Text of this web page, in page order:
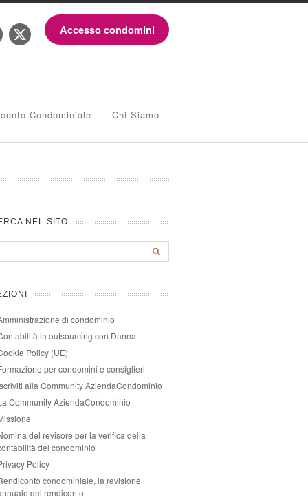
Accesso condomini
Condominiale Chi Siamo
NEL SITO
di condominio
in outsourcing con Danea
Policy (UE)
per condomini e consiglieri
alla Community AziendaCondominio
Community AziendaCondominio
del revisore per la verifica della
del condominio
Policy
condominiale, la revisione
del rendiconto